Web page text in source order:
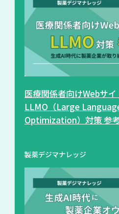
医療関係者向けWebサ
LLMO（Large
Optimization）対策 参
製薬デジマナレッジ